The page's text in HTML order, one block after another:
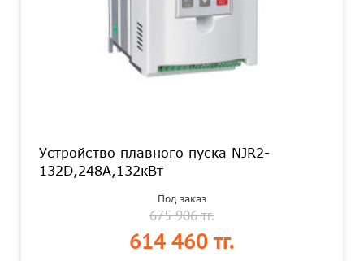
Устройство плавного пуска NJR2-
132D,248А,132кВт
Под заказ
675 906 тг.
614 460 тг.